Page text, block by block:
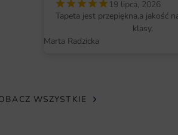
alergików oraz dzieci.
wzbogaca odbiór grafiki,
19 lipca, 2026
Tapeta jest przepiękna,a jakość
klasy.
Marta Radzicka
WSZYSTKIE